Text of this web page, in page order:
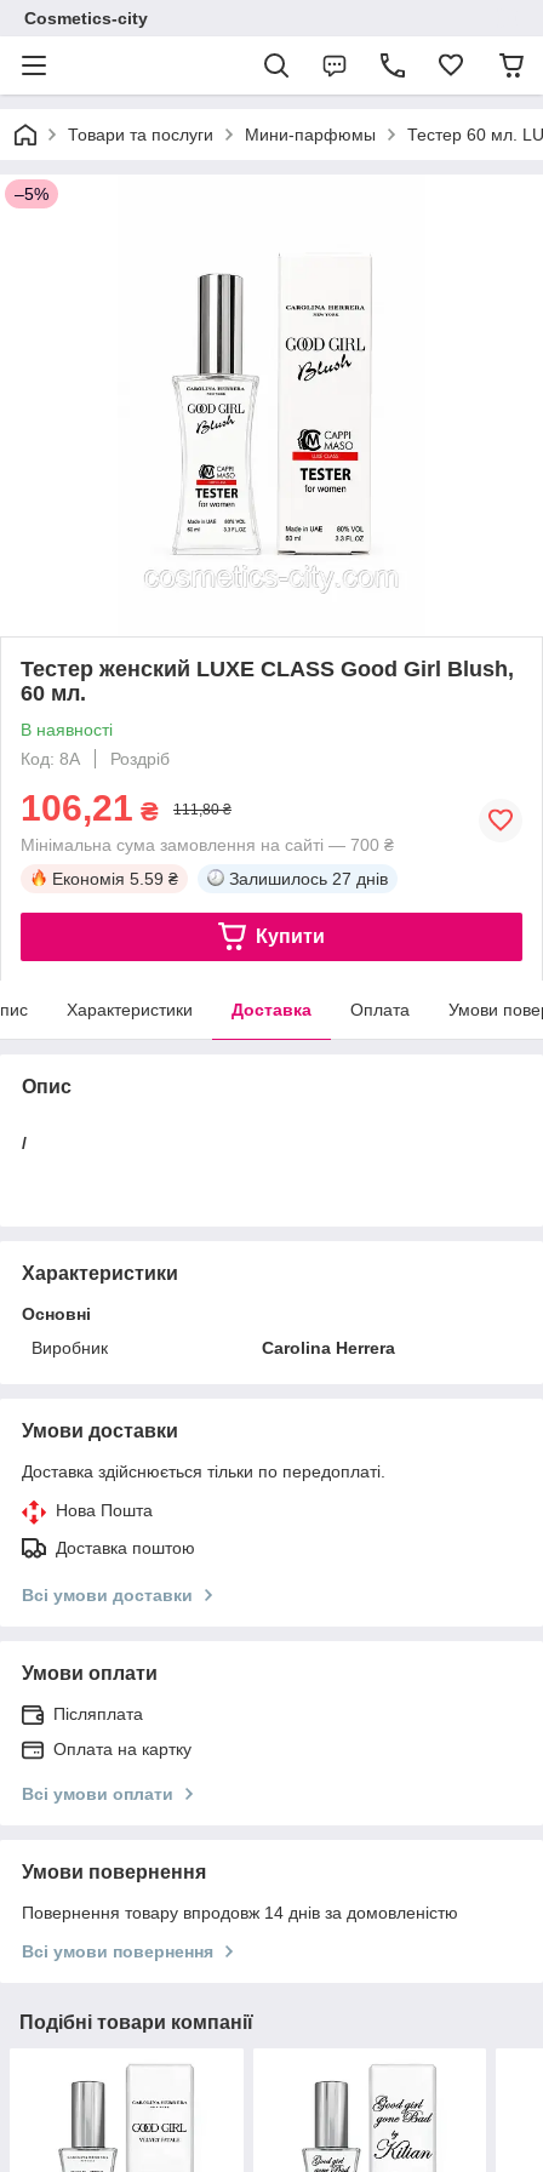
Cosmetics-city
Товари та послуги Мини-парфюмы Тестер 60 мл.
–5%
Тестер женский LUXE CLASS Good Girl Blush,
60 мл.
В наявності
Код: 8A
Роздріб
106,21 ₴ 111,80 ₴
Мінімальна сума замовлення на сайті — 700 ₴
Економія 5.59 ₴ Залишилось 27 днів
Купити
Характеристики Доставка Оплата Умови
Опис
/
Характеристики
Основні
Виробник
Carolina Herrera
Умови доставки
Доставка здійснюється тільки по передоплаті.
Нова Пошта
Доставка поштою
Всі умови доставки
Умови оплати
Післяплата
Оплата на картку
Всі умови оплати
Умови повернення
Повернення товару впродовж 14 днів за домовленістю
Всі умови повернення
Подібні товари компанії